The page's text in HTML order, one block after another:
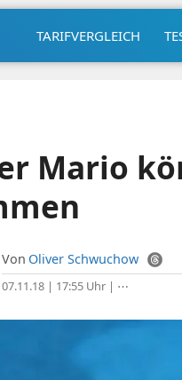
TARIFVERGLEICH
Mario
Von Oliver Schwuchow
07.11.18 | 17:55 Uhr| ⋯